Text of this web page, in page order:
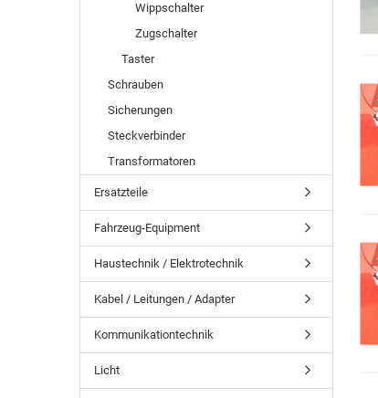
Wippschalter
Zugschalter
Taster
Schrauben
Sicherungen
Steckverbinder
Transformatoren
Ersatzteile
Fahrzeug-Equipment
Haustechnik / Elektrotechnik
Kabel / Leitungen / Adapter
Kommunikationtechnik
Licht